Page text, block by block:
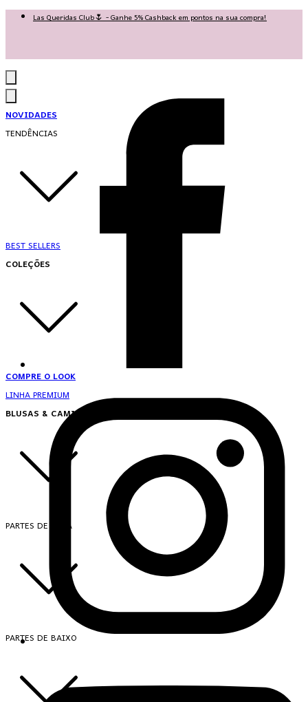
Las Queridas Club🌷 - Ganhe 5% Cashback em pontos na sua compra!
NOVIDADES
TENDÊNCIAS
BEST SELLERS
COLEÇÕES
COMPRE O LOOK
LINHA PREMIUM
BLUSAS & CAMISAS
PARTES DE CIMA
PARTES DE BAIXO